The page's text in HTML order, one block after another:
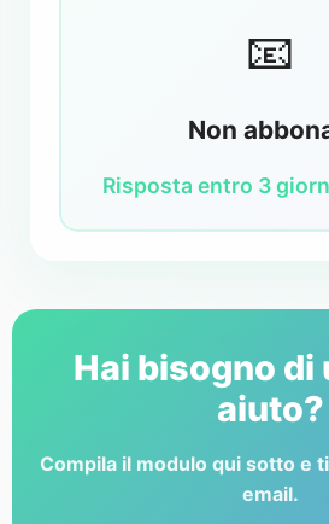
📧
Non
Risposta entro 3
Hai bisogno di
aiuto?
Compila il modulo qui sotto e
email.